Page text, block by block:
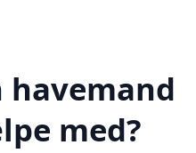
havemand
med?